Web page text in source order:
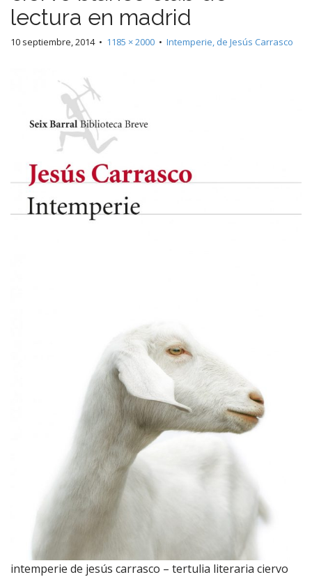
lectura en madrid
10 septiembre, 2014• 1185 × 2000 • Intemperie, de Jesús Carrasco
intemperie de jesús carrasco – tertulia literaria ciervo